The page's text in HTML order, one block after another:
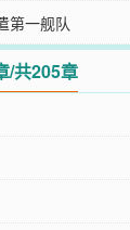
第一舰队
/共205章